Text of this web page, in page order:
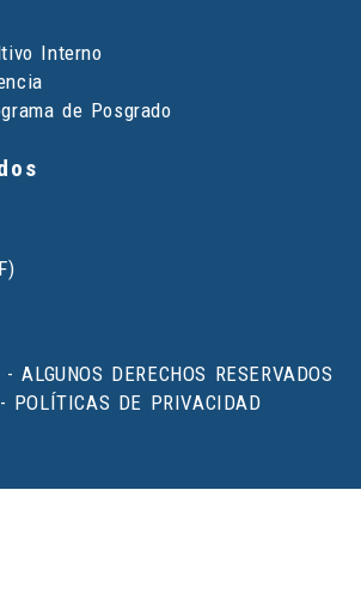
Interno
de Posgrado
ALGUNOS DERECHOS RESERVADOS
DE PRIVACIDAD